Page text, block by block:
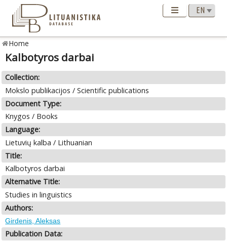
Home
Kalbotyros darbai
Collection:
Mokslo publikacijos / Scientific publications
Document Type:
Knygos / Books
Language:
Lietuvių kalba / Lithuanian
Title:
Kalbotyros darbai
Alternative Title:
Studies in linguistics
Authors:
Girdenis, Aleksas
Publication Data: